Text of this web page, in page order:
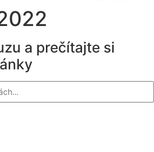
a prečítajte si